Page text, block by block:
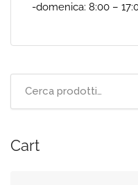
-domenica: 8:00 –
Cart